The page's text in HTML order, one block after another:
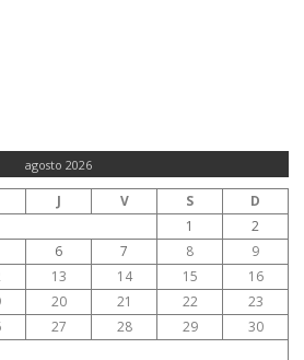
agosto 2026
J V S
D
1
2
6 7 8
9
13 14 15
16
20 21 22
23
27 28 29
30